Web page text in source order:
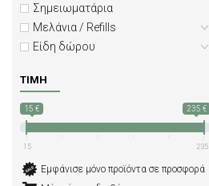
Σημειωματάρια
Μελάνια / Refills
Είδη δώρου
ΤΙΜΉ
15 € 235 €
15 235
Εμφάνισε μόνο προϊόντα σε προσφορά